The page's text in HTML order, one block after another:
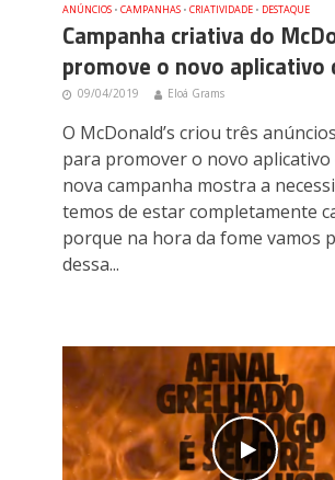
ANÚNCIOS • CAMPANHAS • CRIATIVIDADE • DESTAQUE
Campanha criativa do
promove o novo aplicativo
09/04/2019 Eloá Grams
O McDonald’s criou três
para promover o novo aplicativo
nova campanha mostra a
temos de estar completamente
porque na hora da fome vamos
dessa...